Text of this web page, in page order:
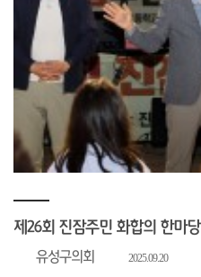
제26회 진잠주민 화합의 한마당
유성구의회 2025.09.20